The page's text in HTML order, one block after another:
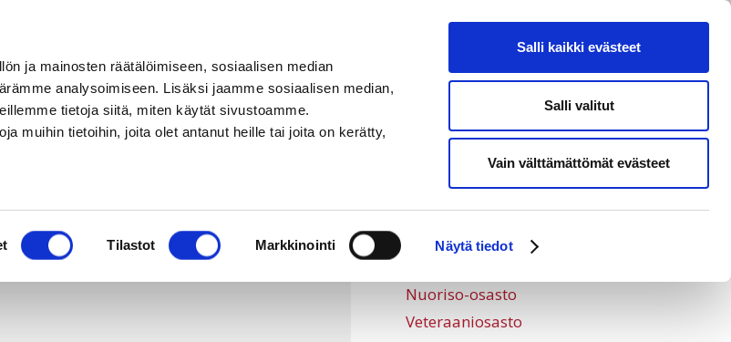
ja mainosten räätälöimiseen, sosiaalisen median
analysoimiseen. Lisäksi jaamme sosiaalisen median,
tietoja siitä, miten käytät sivustoamme.
muihin tietoihin, joita olet antanut heille tai joita on kerätty,
Tilastot Markkinointi Näytä tiedot
Salli kaikki evästeet
Salli valitut
Vain välttämättömät evästeet
Palokunnantalo Telttavuokraus Yhteystiedot
Kausiohjelma
Osastot
Hälytysosasto
Nuoriso-osasto
Veteraaniosasto